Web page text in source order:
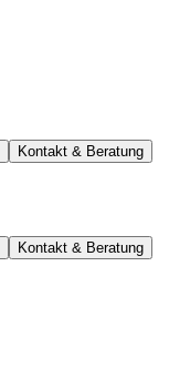
Kontakt & Beratung
Kontakt & Beratung